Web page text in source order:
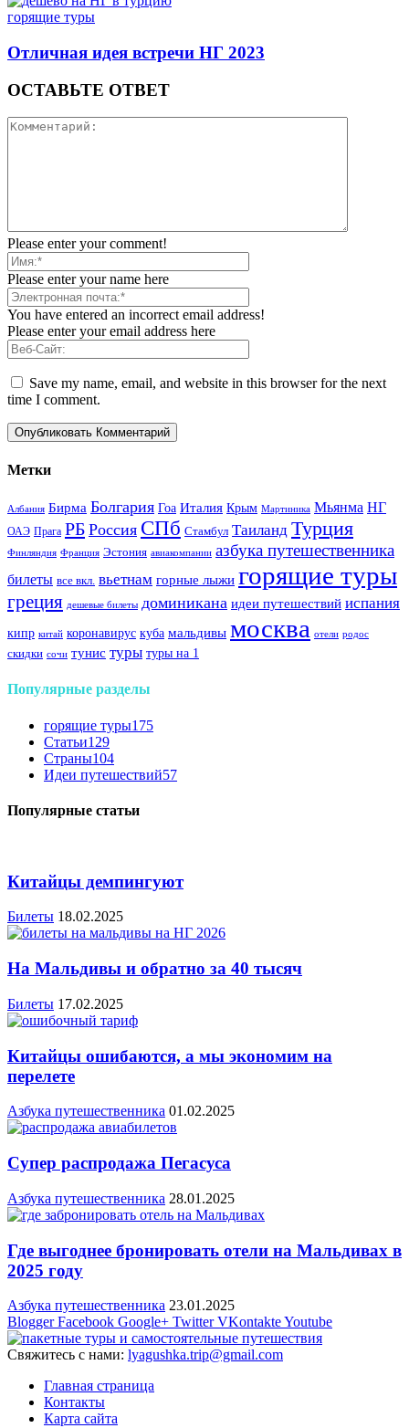
горящие туры
Отличная идея встречи НГ 2023
ОСТАВЬТЕ ОТВЕТ
Please enter your comment!
Please enter your name here
You have entered an incorrect email address!
Please enter your email address here
Save my name, email, and website in this browser for the next
time I comment.
Метки
Албания Бирма Болгария Гоа Италия Крым Мартиника Мьянма НГ
ОАЭ Прага РБ Россия СПб Стамбул Таиланд Турция
Финляндия Франция Эстония авиакомпании азбука путешественника
билеты все вкл. вьетнам горные лыжи горящие туры
греция дешевые билеты доминикана идеи путешествий испания
кипр китай коронавирус куба мальдивы москва отели родос
скидки сочи тунис туры туры на 1
Популярные разделы
горящие туры175
Статьи129
Страны104
Идеи путешествий57
Популярные статьи
Китайцы демпингуют
Билеты 18.02.2025
На Мальдивы и обратно за 40 тысяч
Билеты 17.02.2025
Китайцы ошибаются, а мы экономим на
перелете
Азбука путешественника 01.02.2025
Супер распродажа Пегасуса
Азбука путешественника 28.01.2025
Где выгоднее бронировать отели на Мальдивах в
2025 году
Азбука путешественника 23.01.2025
Blogger Facebook Google+ Twitter VKontakteYoutube
Свяжитесь с нами: lyagushka.trip@gmail.com
Главная страница
Контакты
Карта сайта